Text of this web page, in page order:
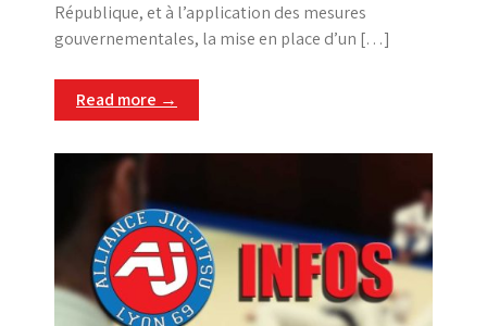
République, et à l’application des mesures
gouvernementales, la mise en place d’un […]
Read more →